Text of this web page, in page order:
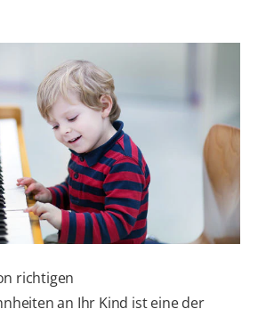
COLGATE® MARKENSHOP
AT (DE)
richtigen
an Ihr Kind ist eine der